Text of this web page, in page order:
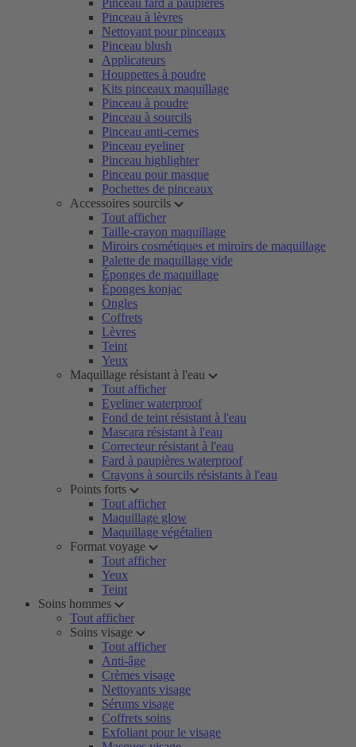
Pinceau fard à paupières
Pinceau à lèvres
Nettoyant pour pinceaux
Pinceau blush
Applicateurs
Houppettes à poudre
Kits pinceaux maquillage
Pinceau à poudre
Pinceau à sourcils
Pinceau anti-cernes
Pinceau eyeliner
Pinceau highlighter
Pinceau pour masque
Pochettes de pinceaux
Accessoires sourcils
Tout afficher
Taille-crayon maquillage
Miroirs cosmétiques et miroirs de maquillage
Palette de maquillage vide
Éponges de maquillage
Éponges konjac
Ongles
Coffrets
Lèvres
Teint
Yeux
Maquillage résistant à l'eau
Tout afficher
Eyeliner waterproof
Fond de teint résistant à l'eau
Mascara résistant à l'eau
Correcteur résistant à l'eau
Fard à paupières waterproof
Crayons à sourcils résistants à l'eau
Points forts
Tout afficher
Maquillage glow
Maquillage végétalien
Format voyage
Tout afficher
Yeux
Teint
Soins hommes
Tout afficher
Soins visage
Tout afficher
Anti-âge
Crèmes visage
Nettoyants visage
Sérums visage
Coffrets soins
Exfoliant pour le visage